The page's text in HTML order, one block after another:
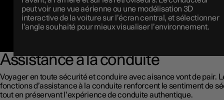
peut voir une vue aérienne ou une modélisation 3D
interactive de la voiture sur l’écran central, et sélectionner
l’angle souhaité pour mieux visualiser l’environnement.
Assistance à la conduite
Voyager en toute sécurité et conduire avec aisance vont de pair.
fonctions d’assistance à la conduite renforcent le sentiment de
tout en préservant l’expérience de conduite authentique.